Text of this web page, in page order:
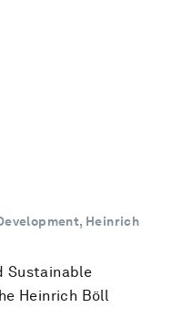
Heinrich
Sustainable
Heinrich Böll